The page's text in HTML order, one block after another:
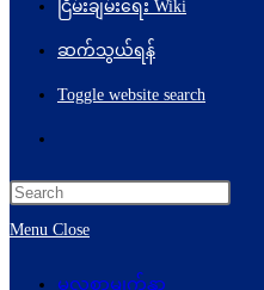
ငြိမ်းချမ်းရေး Wiki
ဆက်သွယ်ရန်
Toggle website search
Menu Close
မူလစာမျက်နှာ